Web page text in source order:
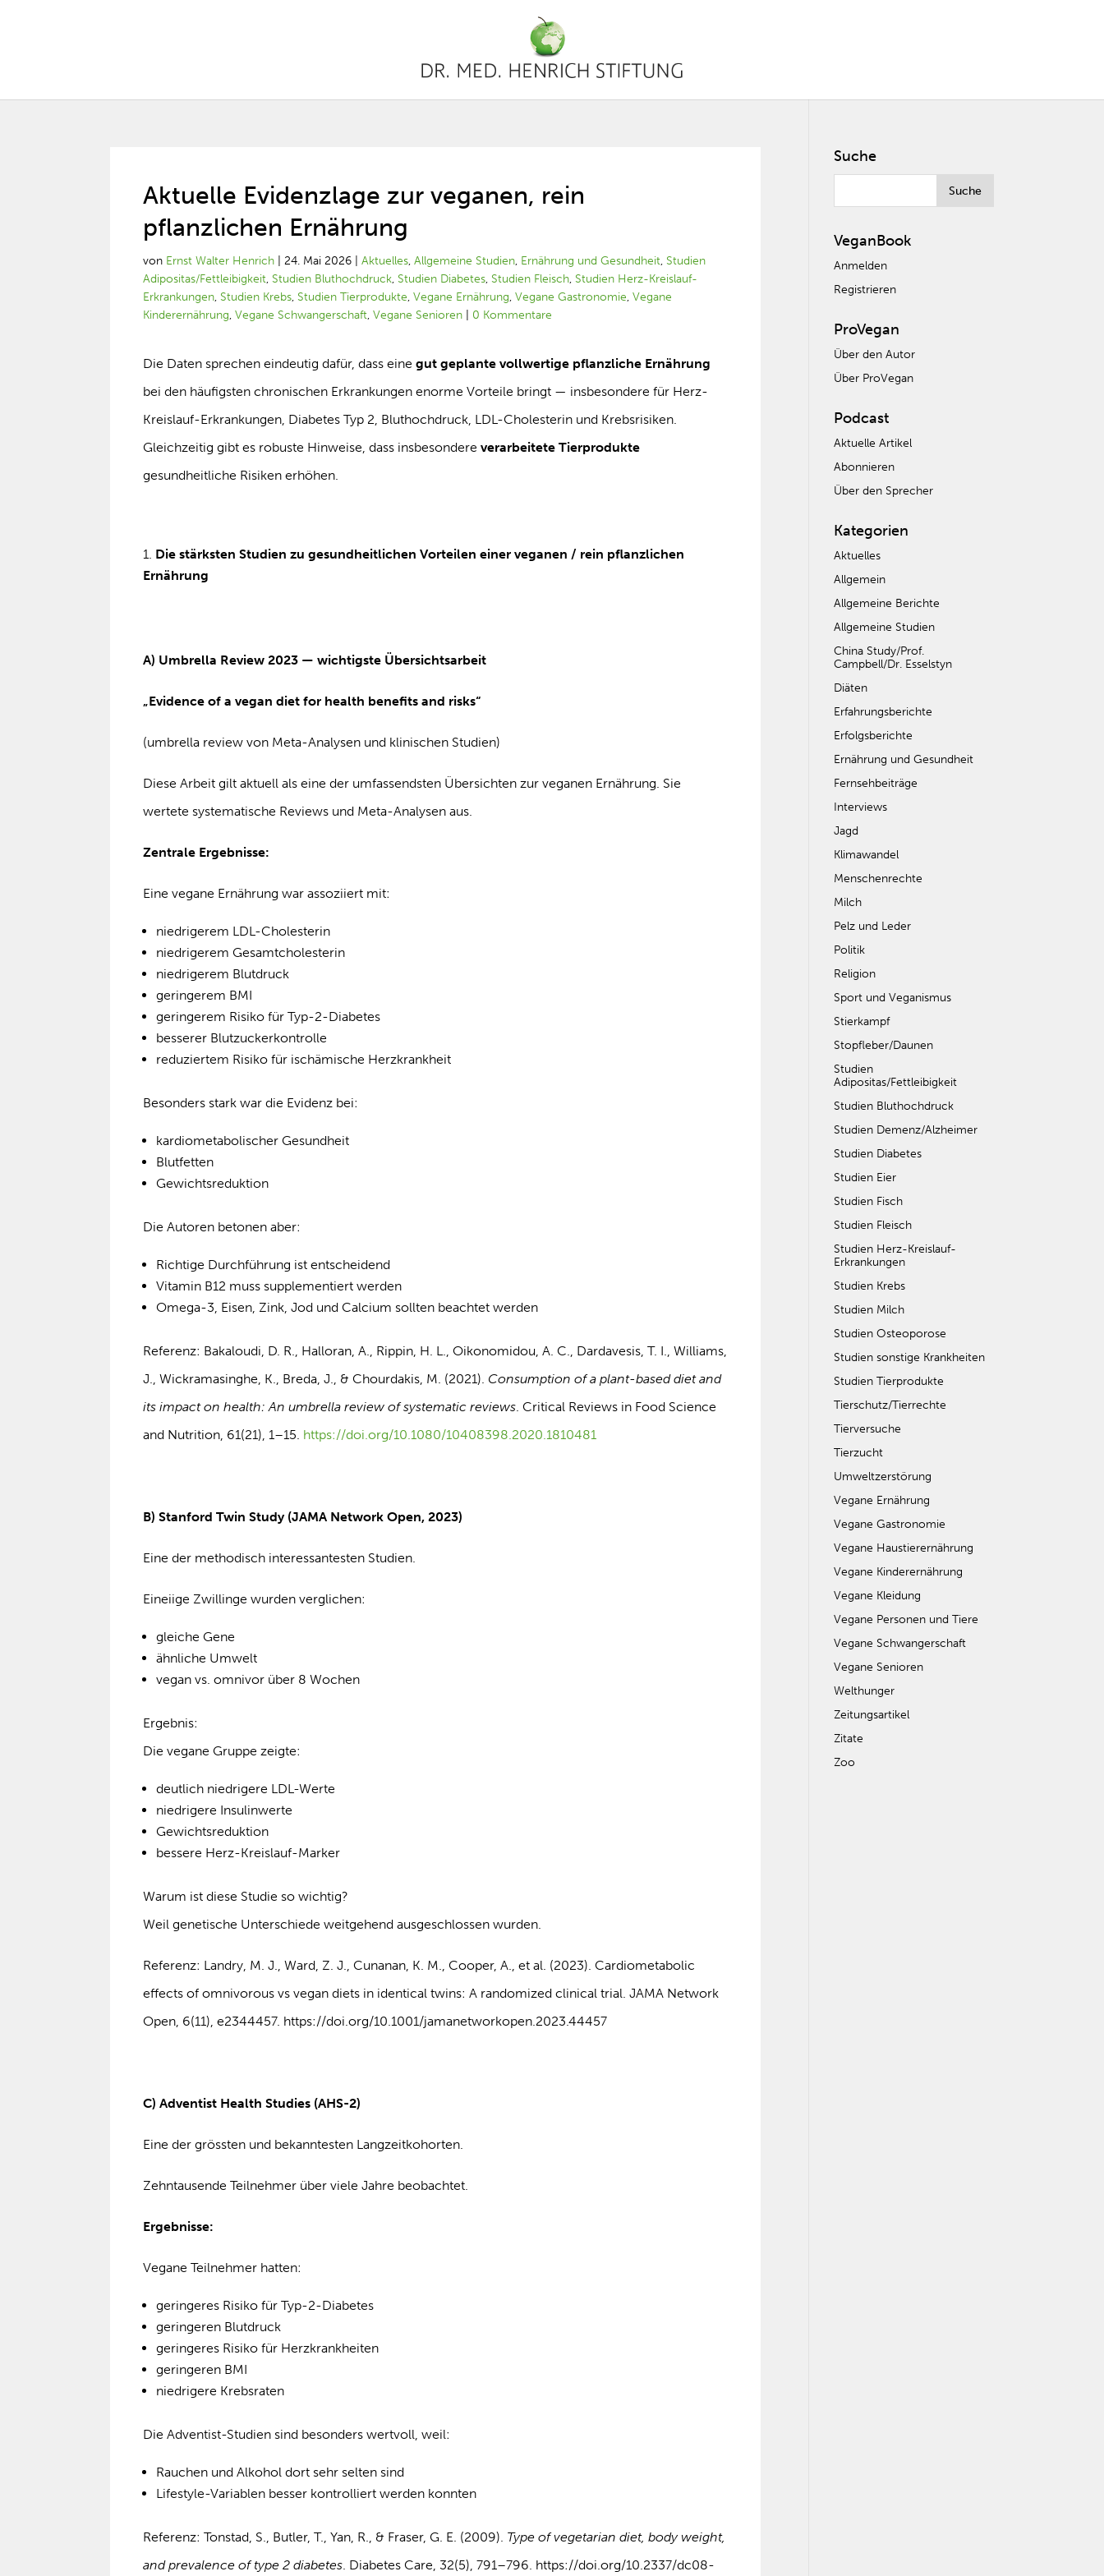
Aktuelle Evidenzlage zur veganen, rein
pflanzlichen Ernährung
von Ernst Walter Henrich |24. Mai 2026 |Aktuelles,Allgemeine Studien, Ernährung und Gesundheit, Studien
Adipositas/Fettleibigkeit, Studien Bluthochdruck, Studien Diabetes, Studien Fleisch, Studien Herz-Kreislauf-
Erkrankungen, Studien Krebs, Studien Tierprodukte,Vegane Ernährung,Vegane Gastronomie,Vegane
Kinderernährung,Vegane Schwangerschaft,Vegane Senioren 0 Kommentare
Die Daten sprechen eindeutig dafür, dass einegut geplante vollwertige pflanzliche Ernährung
bei den häufigsten chronischen Erkrankungen enorme Vorteile bringt — insbesondere für Herz-
Kreislauf-Erkrankungen, Diabetes Typ 2, Bluthochdruck, LDL-Cholesterin und Krebsrisiken.
Gleichzeitig gibt es robuste Hinweise, dass insbesondereverarbeitete Tierprodukte
gesundheitliche Risiken erhöhen.
Die stärksten Studien zu gesundheitlichen Vorteilen einer veganen / rein pflanzlichen
Ernährung
A) Umbrella Review 2023 — wichtigste Übersichtsarbeit
„Evidence of a vegan diet for health benefits and risks“
(umbrella review von Meta-Analysen und klinischen Studien)
Diese Arbeit gilt aktuell als eine der umfassendsten Übersichten zur veganen Ernährung. Sie
wertete systematische Reviews und Meta-Analysen aus.
Zentrale Ergebnisse:
Eine vegane Ernährung war assoziiert mit:
niedrigerem LDL-Cholesterin
niedrigerem Gesamtcholesterin
niedrigerem Blutdruck
geringerem BMI
geringerem Risiko für Typ-2-Diabetes
besserer Blutzuckerkontrolle
reduziertem Risiko für ischämische Herzkrankheit
Besonders stark war die Evidenz bei:
kardiometabolischer Gesundheit
Blutfetten
Gewichtsreduktion
Die Autoren betonen aber:
Richtige Durchführung ist entscheidend
Vitamin B12 muss supplementiert werden
Omega-3, Eisen, Zink, Jod und Calcium sollten beachtet werden
Referenz: Bakaloudi, D. R., Halloran, A., Rippin, H. L., Oikonomidou, A. C., Dardavesis, T. I., Williams,
J., Wickramasinghe, K., Breda, J., & Chourdakis, M. (2021). Consumption of a plant-based diet and
its impact on health: An umbrella review of systematic reviews. Critical Reviews in Food Science
and Nutrition, 61(21), 1–15. https://doi.org/10.1080/10408398.2020.1810481
B) Stanford Twin Study (JAMA Network Open, 2023)
Eine der methodisch interessantesten Studien.
Eineiige Zwillinge wurden verglichen:
gleiche Gene
ähnliche Umwelt
vegan vs. omnivor über 8 Wochen
Ergebnis:
Die vegane Gruppe zeigte:
deutlich niedrigere LDL-Werte
niedrigere Insulinwerte
Gewichtsreduktion
bessere Herz-Kreislauf-Marker
Warum ist diese Studie so wichtig?
Weil genetische Unterschiede weitgehend ausgeschlossen wurden.
Referenz: Landry, M. J., Ward, Z. J., Cunanan, K. M., Cooper, A., et al. (2023). Cardiometabolic
effects of omnivorous vs vegan diets in identical twins: A randomized clinical trial. JAMA Network
Open, 6(11), e2344457. https://doi.org/10.1001/jamanetworkopen.2023.44457
C) Adventist Health Studies (AHS-2)
Eine der grössten und bekanntesten Langzeitkohorten.
Zehntausende Teilnehmer über viele Jahre beobachtet.
Ergebnisse:
Vegane Teilnehmer hatten:
geringeres Risiko für Typ-2-Diabetes
geringeren Blutdruck
geringeres Risiko für Herzkrankheiten
geringeren BMI
niedrigere Krebsraten
Die Adventist-Studien sind besonders wertvoll, weil:
Rauchen und Alkohol dort sehr selten sind
Lifestyle-Variablen besser kontrolliert werden konnten
Referenz: Tonstad, S., Butler, T., Yan, R., & Fraser, G. E. (2009). Type of vegetarian diet, body weight,
and prevalence of type 2 diabetes. Diabetes Care, 32(5), 791–796. https://doi.org/10.2337/dc08-
Suche
VeganBook
Anmelden
Registrieren
ProVegan
Über den Autor
Über ProVegan
Podcast
Aktuelle Artikel
Abonnieren
Über den Sprecher
Kategorien
Aktuelles
Allgemein
Allgemeine Berichte
Allgemeine Studien
China Study/Prof.
Campbell/Dr. Esselstyn
Diäten
Erfahrungsberichte
Erfolgsberichte
Ernährung und Gesundheit
Fernsehbeiträge
Interviews
Jagd
Klimawandel
Menschenrechte
Milch
Pelz und Leder
Politik
Religion
Sport und Veganismus
Stierkampf
Stopfleber/Daunen
Studien
Adipositas/Fettleibigkeit
Studien Bluthochdruck
Studien Demenz/Alzheimer
Studien Diabetes
Studien Eier
Studien Fisch
Studien Fleisch
Studien Herz-Kreislauf-
Erkrankungen
Studien Krebs
Studien Milch
Studien Osteoporose
Studien sonstige Krankheiten
Studien Tierprodukte
Tierschutz/Tierrechte
Tierversuche
Tierzucht
Umweltzerstörung
Vegane Ernährung
Vegane Gastronomie
Vegane Haustierernährung
Vegane Kinderernährung
Vegane Kleidung
Vegane Personen und Tiere
Vegane Schwangerschaft
Vegane Senioren
Welthunger
Zeitungsartikel
Zitate
Zoo